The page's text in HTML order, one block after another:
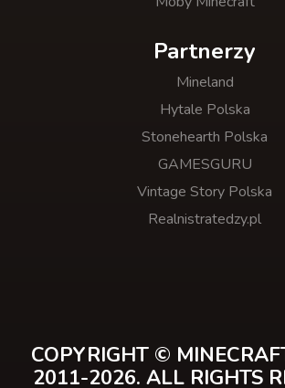
Partnerzy
Mineland
Hytale Polska
Stonehearth Polska
GAMESGURU
Vintage Story Polska
Realnistratedzy.pl
COPYRIGHT ©
2011-2026. ALL RIGHTS